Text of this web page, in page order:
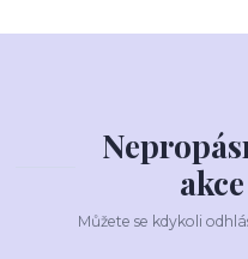
Můžete se kdykoli